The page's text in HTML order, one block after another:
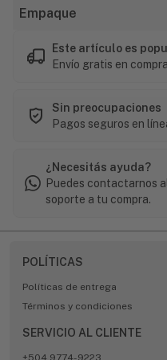
Empaque
Este artículo es
Envío gratis en
Sin preocupaciones
Pagos seguros en
¿Necesitás ayuda?
Puedes contactarnos al
soporte a tu compra.
POLÍTICAS
Políticas de entrega
Términos y condiciones
SERVICIO AL CLIENTE
+504 9774-9223